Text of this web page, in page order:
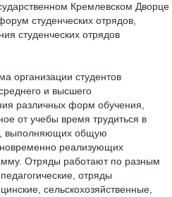
Кремлевском Дворце
студенческих отрядов,
студенческих отрядов
организации студентов
и высшего
различных форм обучения,
от учебы время трудиться в
выполняющих общую
реализующих
Отряды работают по разным
отряды
сельскохозяйственные,